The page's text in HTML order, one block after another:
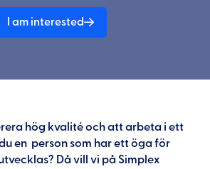
I am interested
hög kvalité och att arbeta i ett
en person som har ett öga för
Då vill vi på Simplex